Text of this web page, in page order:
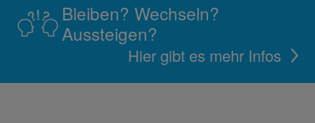
Bleiben? Wechseln?
Aussteigen?
Hier gibt es mehr Infos